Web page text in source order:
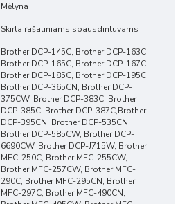
Mėlyna
Skirta rašaliniams spausdintuvams
Brother DCP-145C, Brother DCP-163C,
Brother DCP-165C, Brother DCP-167C,
Brother DCP-185C, Brother DCP-195C,
Brother DCP-365CN, Brother DCP-
375CW, Brother DCP-383C, Brother
DCP-385C, Brother DCP-387C,Brother
DCP-395CN, Brother DCP-535CN,
Brother DCP-585CW, Brother DCP-
6690CW, Brother DCP-J715W, Brother
MFC-250C, Brother MFC-255CW,
Brother MFC-257CW, Brother MFC-
290C, Brother MFC-295CN, Brother
MFC-297C, Brother MFC-490CN,